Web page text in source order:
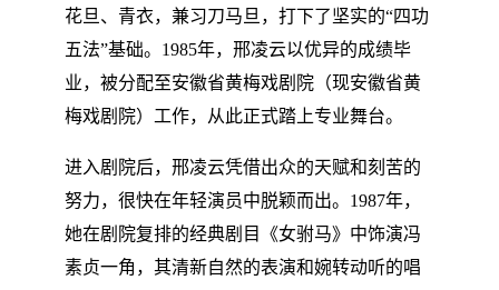
花旦、青衣，兼习刀马旦，打下了坚实的“四功
五法”基础。1985年，邢凌云以优异的成绩毕
业，被分配至安徽省黄梅戏剧院（现安徽省黄
梅戏剧院）工作，从此正式踏上专业舞台。
进入剧院后，邢凌云凭借出众的天赋和刻苦的
努力，很快在年轻演员中脱颖而出。1987年，
她在剧院复排的经典剧目《女驸马》中饰演冯
素贞一角，其清新自然的表演和婉转动听的唱